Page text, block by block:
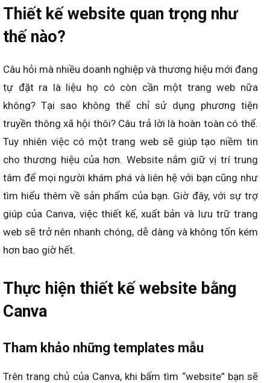
Thiết kế website quan trọng như
thế nào?
Câu hỏi mà nhiều doanh nghiệp và thương hiệu mới đang
tự đặt ra là liệu họ có còn cần một trang web nữa
không? Tại sao không thể chỉ sử dụng phương tiện
truyền thông xã hội thôi? Câu trả lời là hoàn toàn có thể.
Tuy nhiên việc có một trang web sẽ giúp tạo niềm tin
cho thương hiệu của hơn. Website nắm giữ vị trí trung
tâm để mọi người khám phá và liên hệ với bạn cũng như
tìm hiểu thêm về sản phẩm của bạn. Giờ đây, với sự trợ
giúp của Canva, việc thiết kế, xuất bản và lưu trữ trang
web sẽ trở nên nhanh chóng, dễ dàng và không tốn kém
hơn bao giờ hết.
Thực hiện thiết kế website bằng
Canva
Tham khảo những templates mẫu
Trên trang chủ của Canva, khi bấm tìm “website” bạn sẽ